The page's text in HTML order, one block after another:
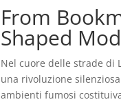
From
Shaped
Nel cuore delle strade di
una rivoluzione
ambienti fumosi